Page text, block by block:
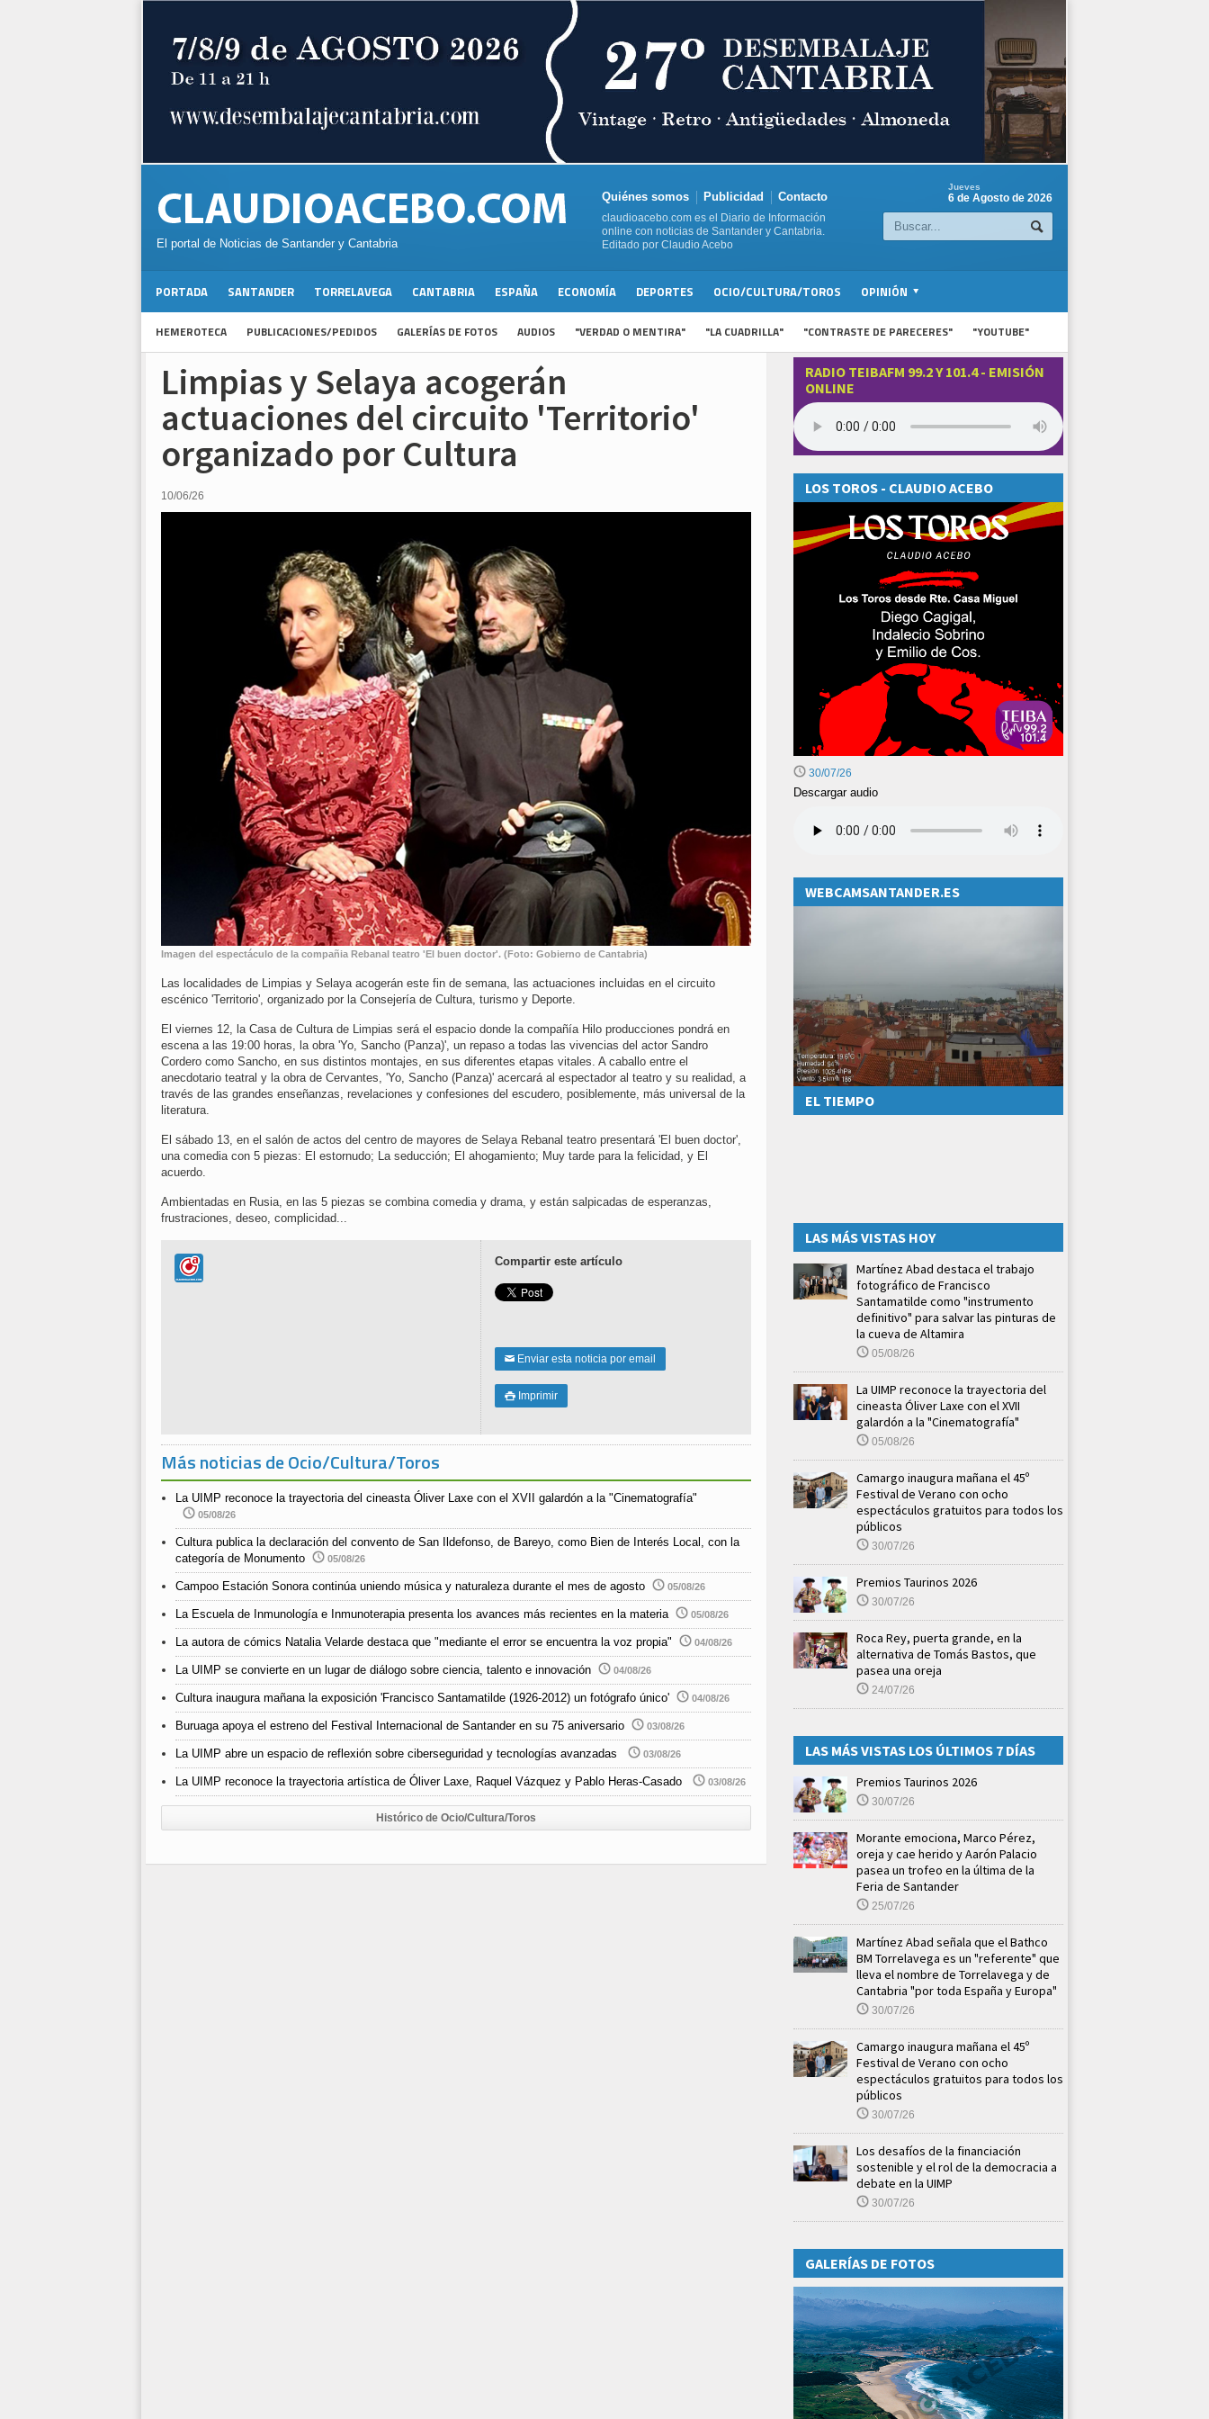
El portal de Noticias de Santander y Cantabria
Quiénes somos Publicidad Contacto
claudioacebo.com es el Diario de Información
online con noticias de Santander y Cantabria.
Editado por Claudio Acebo
Jueves
6 de Agosto de 2026
PORTADA SANTANDER TORRELAVEGA CANTABRIA ESPAÑA ECONOMÍA DEPORTES OCIO/CULTURA/TOROS OPINIÓN
HEMEROTECA PUBLICACIONES/PEDIDOS GALERÍAS DE FOTOS AUDIOS "VERDAD O MENTIRA" "LA CUADRILLA" "CONTRASTE DE PARECERES" "YOUTUBE"
Limpias y Selaya acogerán
actuaciones del circuito 'Territorio'
organizado por Cultura
10/06/26
Imagen del espectáculo de la compañia Rebanal teatro 'El buen doctor'. (Foto: Gobierno de Cantabria)
Las localidades de Limpias y Selaya acogerán este fin de semana, las actuaciones incluidas en el circuito
escénico 'Territorio', organizado por la Consejería de Cultura, turismo y Deporte.
El viernes 12, la Casa de Cultura de Limpias será el espacio donde la compañía Hilo producciones pondrá en
escena a las 19:00 horas, la obra 'Yo, Sancho (Panza)', un repaso a todas las vivencias del actor Sandro
Cordero como Sancho, en sus distintos montajes, en sus diferentes etapas vitales. A caballo entre el
anecdotario teatral y la obra de Cervantes, 'Yo, Sancho (Panza)' acercará al espectador al teatro y su realidad, a
través de las grandes enseñanzas, revelaciones y confesiones del escudero, posiblemente, más universal de la
literatura.
El sábado 13, en el salón de actos del centro de mayores de Selaya Rebanal teatro presentará 'El buen doctor',
una comedia con 5 piezas: El estornudo; La seducción; El ahogamiento; Muy tarde para la felicidad, y El
acuerdo.
Ambientadas en Rusia, en las 5 piezas se combina comedia y drama, y están salpicadas de esperanzas,
frustraciones, deseo, complicidad...
Compartir este artículo
✉ Enviar esta noticia por email
 Imprimir
Más noticias de Ocio/Cultura/Toros
La UIMP reconoce la trayectoria del cineasta Óliver Laxe con el XVII galardón a la "Cinematografía"
05/08/26
Cultura publica la declaración del convento de San Ildefonso, de Bareyo, como Bien de Interés Local, con la
categoría de Monumento
05/08/26
Campoo Estación Sonora continúa uniendo música y naturaleza durante el mes de agosto 05/08/26
La Escuela de Inmunología e Inmunoterapia presenta los avances más recientes en la materia 05/08/26
La autora de cómics Natalia Velarde destaca que "mediante el error se encuentra la voz propia" 04/08/26
La UIMP se convierte en un lugar de diálogo sobre ciencia, talento e innovación 04/08/26
Cultura inaugura mañana la exposición 'Francisco Santamatilde (1926-2012) un fotógrafo único' 04/08/26
Buruaga apoya el estreno del Festival Internacional de Santander en su 75 aniversario 03/08/26
La UIMP abre un espacio de reflexión sobre ciberseguridad y tecnologías avanzadas 03/08/26
La UIMP reconoce la trayectoria artística de Óliver Laxe, Raquel Vázquez y Pablo Heras-Casado 03/08/26
Histórico de Ocio/Cultura/Toros
RADIO TEIBAFM 99.2 Y 101.4 - EMISIÓN
ONLINE
LOS TOROS - CLAUDIO ACEBO
30/07/26
Descargar audio
WEBCAMSANTANDER.ES
EL TIEMPO
LAS MÁS VISTAS HOY
Martínez Abad destaca el trabajo
fotográfico de Francisco
Santamatilde como "instrumento
definitivo" para salvar las pinturas de
la cueva de Altamira
05/08/26
La UIMP reconoce la trayectoria del
cineasta Óliver Laxe con el XVII
galardón a la "Cinematografía"
05/08/26
Camargo inaugura mañana el 45º
Festival de Verano con ocho
espectáculos gratuitos para todos los
públicos
30/07/26
Premios Taurinos 2026
30/07/26
Roca Rey, puerta grande, en la
alternativa de Tomás Bastos, que
pasea una oreja
24/07/26
LAS MÁS VISTAS LOS ÚLTIMOS 7 DÍAS
Premios Taurinos 2026
30/07/26
Morante emociona, Marco Pérez,
oreja y cae herido y Aarón Palacio
pasea un trofeo en la última de la
Feria de Santander
25/07/26
Martínez Abad señala que el Bathco
BM Torrelavega es un "referente" que
lleva el nombre de Torrelavega y de
Cantabria "por toda España y Europa"
30/07/26
Camargo inaugura mañana el 45º
Festival de Verano con ocho
espectáculos gratuitos para todos los
públicos
30/07/26
Los desafíos de la financiación
sostenible y el rol de la democracia a
debate en la UIMP
30/07/26
GALERÍAS DE FOTOS